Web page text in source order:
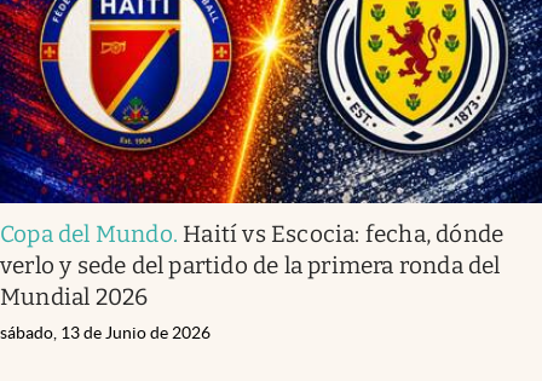
Copa del Mundo. Haití vs Escocia: fecha, dónde
verlo y sede del partido de la primera ronda del
Mundial 2026
sábado, 13 de Junio de 2026